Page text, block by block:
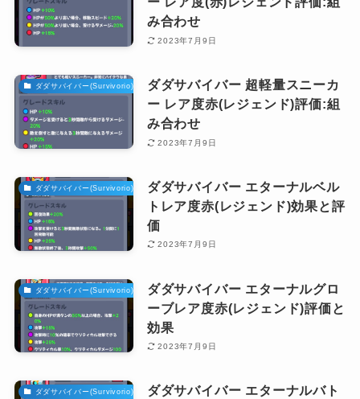
み合わせ
2023年7月9日
ダダサバイバー(Survivorio)攻略ダダサバイバー 超軽量スニーカ
ー レア度赤(レジェンド)評価:組
み合わせ
2023年7月9日
ダダサバイバー(Survivorio)攻略ダダサバイバー エターナルベル
トレア度赤(レジェンド)効果と評
価
2023年7月9日
ダダサバイバー(Survivorio)攻略ダダサバイバー エターナルグロ
ーブレア度赤(レジェンド)評価と
効果
2023年7月9日
ダダサバイバー(Survivorio)攻略ダダサバイバー エターナルバト